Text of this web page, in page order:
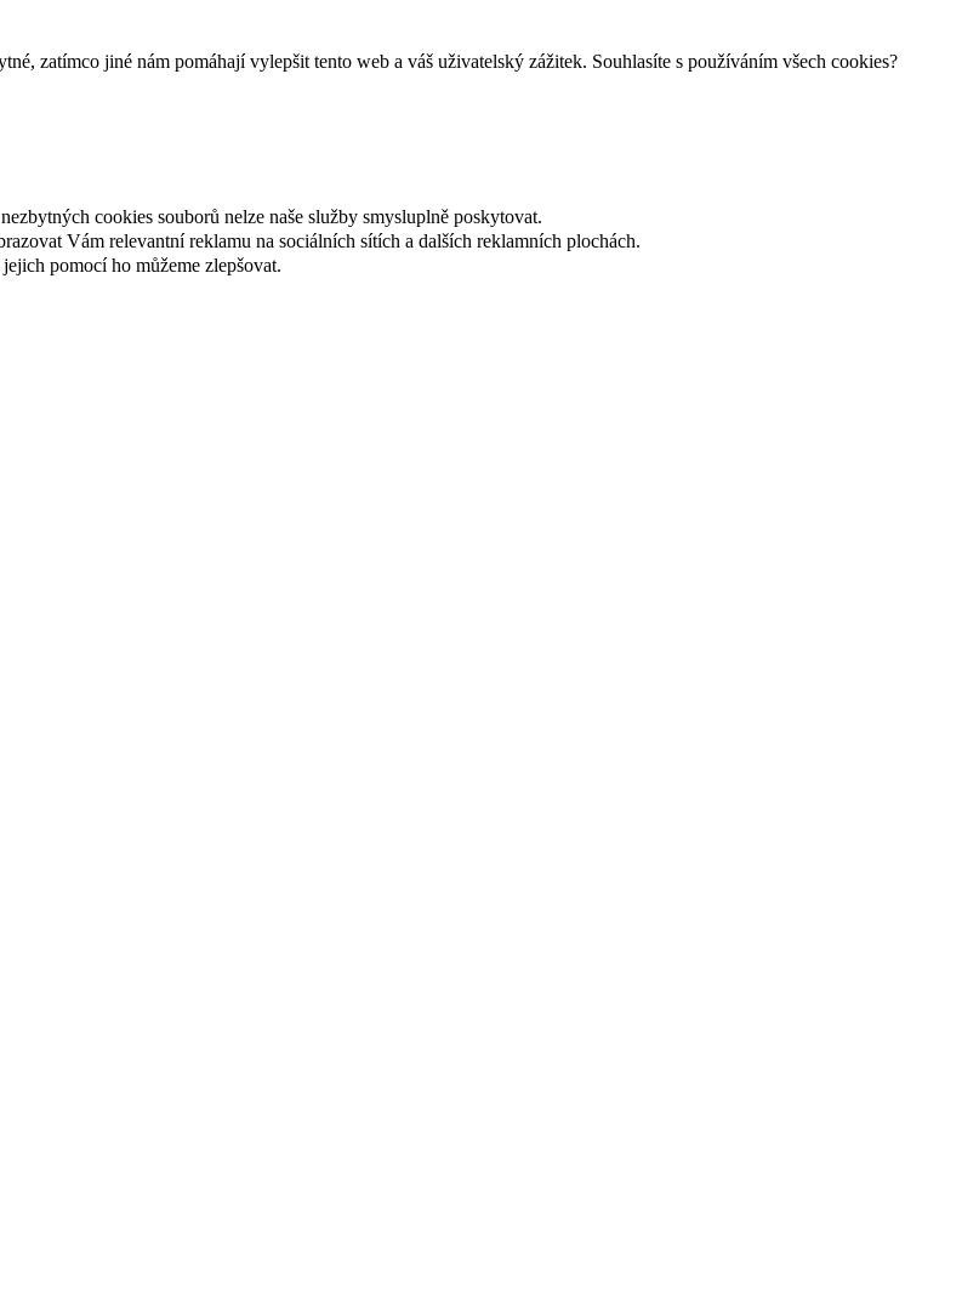
zatímco jiné nám pomáhají vylepšit tento web a váš uživatelský zážitek. Souhlasíte s používáním všech cookies?
cookies souborů nelze naše služby smysluplně poskytovat.
Vám relevantní reklamu na sociálních sítích a dalších reklamních plochách.
pomocí ho můžeme zlepšovat.